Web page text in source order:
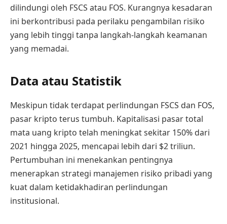
dilindungi oleh FSCS atau FOS. Kurangnya kesadaran
ini berkontribusi pada perilaku pengambilan risiko
yang lebih tinggi tanpa langkah-langkah keamanan
yang memadai.
Data atau Statistik
Meskipun tidak terdapat perlindungan FSCS dan FOS,
pasar kripto terus tumbuh. Kapitalisasi pasar total
mata uang kripto telah meningkat sekitar 150% dari
2021 hingga 2025, mencapai lebih dari $2 triliun.
Pertumbuhan ini menekankan pentingnya
menerapkan strategi manajemen risiko pribadi yang
kuat dalam ketidakhadiran perlindungan
institusional.